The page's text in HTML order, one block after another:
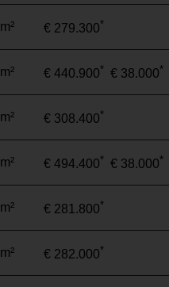
€ 279.300*
€ 440.900* € 38.000*
€ 308.400*
€ 494.400* € 38.000*
€ 281.800*
€ 282.000*